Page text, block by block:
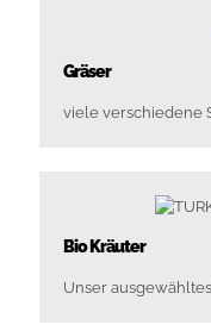
Gräser
viele verschiedene
Bio Kräuter
Unser